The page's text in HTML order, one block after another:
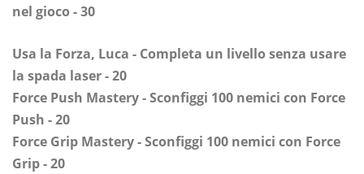
nel gioco - 30
Usa la Forza, Luca - Completa un livello senza usare
la spada laser - 20
Force Push Mastery - Sconfiggi 100 nemici con Force
Push - 20
Force Grip Mastery - Sconfiggi 100 nemici con Force
Grip - 20